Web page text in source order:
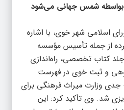
شمس جهانی می‌شود
اسلامی شهر خوی، با اشاره
از جمله تأسیس مؤسسه
تولیت شمس، انتشار ۲۱ جلد کتاب تخصصی، راه‌اندازی
و ثبت خوی در فهرست
جدی وزارت میراث فرهنگی برای
شد. وی تأکید کرد: این